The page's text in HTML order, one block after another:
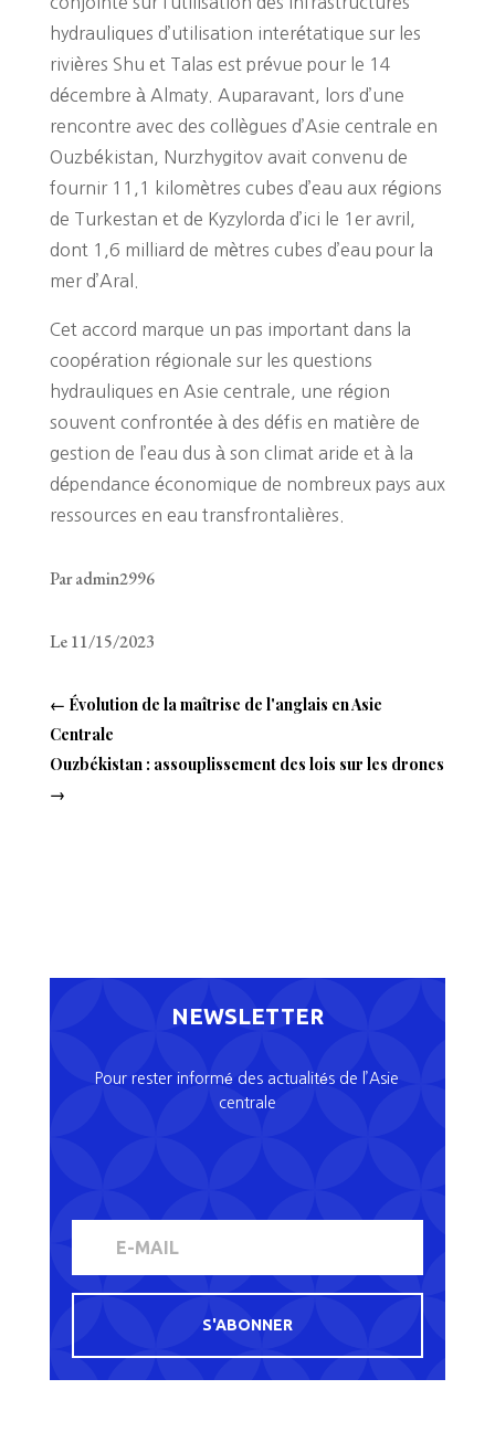
hydrauliques d’utilisation interétatique sur les
rivières Shu et Talas est prévue pour le 14
décembre à Almaty. Auparavant, lors d’une
rencontre avec des collègues d’Asie centrale en
Ouzbékistan, Nurzhygitov avait convenu de
fournir 11,1 kilomètres cubes d’eau aux régions
de Turkestan et de Kyzylorda d’ici le 1er avril,
dont 1,6 milliard de mètres cubes d’eau pour la
mer d’Aral.
Cet accord marque un pas important dans la
coopération régionale sur les questions
hydrauliques en Asie centrale, une région
souvent confrontée à des défis en matière de
gestion de l’eau dus à son climat aride et à la
dépendance économique de nombreux pays aux
ressources en eau transfrontalières.
Par admin2996
Le 11/15/2023
← Évolution de la maîtrise de l'anglais en Asie
Centrale
Ouzbékistan : assouplissement des lois sur les drones
→
NEWSLETTER
Pour rester informé des actualités de l’Asie
centrale
S'ABONNER